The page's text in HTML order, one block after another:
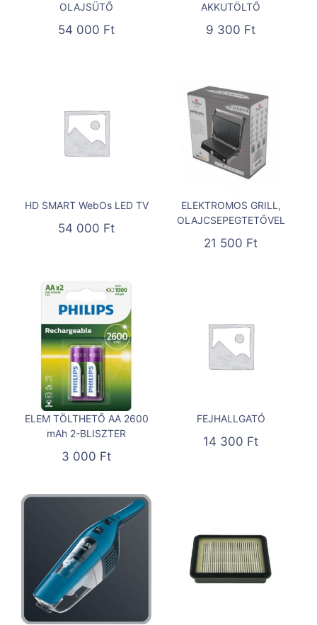
OLAJSÜTŐ
54 000 Ft
AKKUTÖLTŐ
9 300 Ft
HD SMART WebOs LED TV
54 000 Ft
ELEKTROMOS GRILL,
OLAJCSEPEGTETŐVEL
21 500 Ft
ELEM TÖLTHETŐ AA 2600
mAh 2-BLISZTER
3 000 Ft
FEJHALLGATÓ
14 300 Ft